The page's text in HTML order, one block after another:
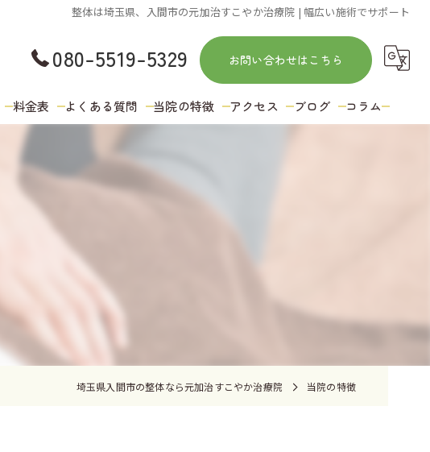
整体は埼玉県、入間市の元加治すこやか治療院 | 幅広い施術でサポート
080-5519-5329 お問い合わせはこちら
料金表 よくある質問 当院の特徴 アクセス ブログ コラム
埼玉県入間市の整体なら元加治すこやか治療院 当院の特徴